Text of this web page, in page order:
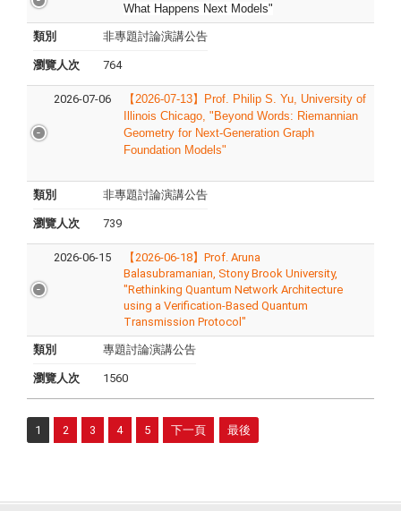
What Happens Next Models"
類別 非專題討論演講公告
瀏覽人次 764
2026-07-06
【2026-07-13】Prof. Philip S. Yu, University of
Illinois Chicago, "Beyond Words: Riemannian
Geometry for Next-Generation Graph
Foundation Models"
類別 非專題討論演講公告
瀏覽人次 739
2026-06-15
【2026-06-18】Prof. Aruna
Balasubramanian, Stony Brook University,
"Rethinking Quantum Network Architecture
using a Verification-Based Quantum
Transmission Protocol"
類別 專題討論演講公告
瀏覽人次 1560
1 2 3 4 5 下一頁 最後